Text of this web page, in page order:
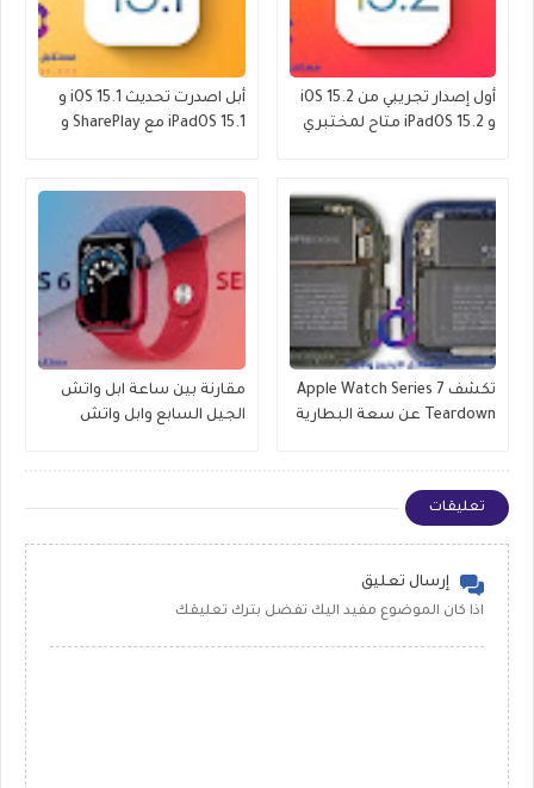
أول إصدار تجريبي من iOS 15.2
و iPadOS 15.2 متاح لمختبري
أبل اصدرت تحديث iOS 15.1 و
iPadOS 15.1 مع SharePlay و
تكشف Apple Watch Series 7
Teardown عن سعة البطارية
مقارنة بين ساعة ابل واتش
الجيل السابع وابل واتش
تعليقات
إرسال تعليق
اذا كان الموضوع مفيد اليك تفضل بترك تعليقك